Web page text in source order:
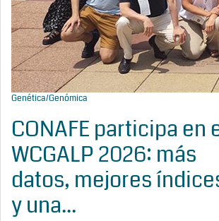
Genética/Genómica
CONAFE participa en
WCGALP 2026: más
datos, mejores
y una...